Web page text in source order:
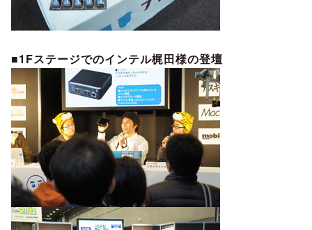
■1Fステージでのインテル梶田様の登壇